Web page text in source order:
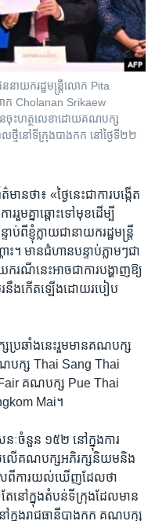
ាយក​រដ្ឋមន្ត្រី​លោក Pita
Cholanan Srikaew
ចុះ​ហត្ថលេខា​ដោយ​គណបក្ស​
ល​ថ្មី​នៅ​ទីក្រុង​បាងកក នៅ​ថ្ងៃទី២២
ន​ថា៖ «ថ្ងៃ​នេះ​ជា​ការ​បង្កើត​
រ​រួម​គ្នា​ឆ្ពោះ​ទៅ​មុខ​ដើម្បី​
ខ្ញុំ​ក្លាយជា​នាយករដ្ឋមន្ត្រី
ះ។ មាន​ជំហាន​បន្ទាប់​ភ្លាមៗ​ជា​
រណី​នេះ​អាច​ជា​ការ​បង្ហាញ​ឱ្យ​
តូរ​នឹង​កើត​ឡើង​ដោយ​របៀប​
ប្រឆាំង​នេះ​រួម​មាន​គណបក្ស
ក្ស Thai Sang Thai
គណបក្ស Pue Thai
Mai។
ៈ​ចំនួន ១៥២ នៅ​ក្នុង​ការ​
ើ​គណបក្ស​អភិរក្ស​និយម​និង​
ស​ពី​ការ​យល់​ឃើញ​ដែល​ថា​
ែ​នៅ​ក្នុង​តំបន់​ទីក្រុង​ដែល​មាន​
ក្នុង​រាជធានី​បាងកក គណបក្ស